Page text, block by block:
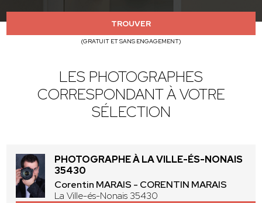
TROUVER
(GRATUIT ET SANS ENGAGEMENT)
LES PHOTOGRAPHES
CORRESPONDANT À VOTRE
SÉLECTION
PHOTOGRAPHE À LA VILLE-ÉS-NONAIS
35430
Corentin MARAIS - CORENTIN MARAIS
La Ville-és-Nonais 35430